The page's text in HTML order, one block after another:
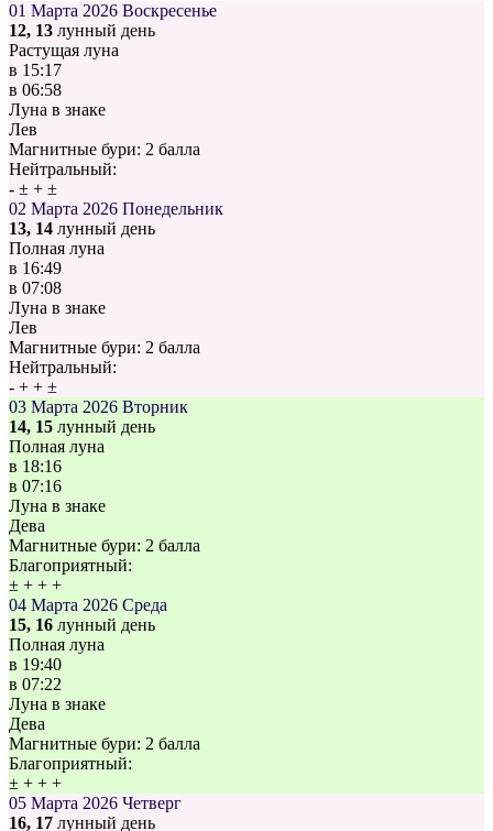
01 Марта 2026 Воскресенье
12, 13 лунный день
Растущая луна
в 15:17
в 06:58
Луна в знаке
Лев
Магнитные бури: 2 балла
Нейтральный:
- ± + ±
02 Марта 2026 Понедельник
13, 14 лунный день
Полная луна
в 16:49
в 07:08
Луна в знаке
Лев
Магнитные бури: 2 балла
Нейтральный:
- + + ±
03 Марта 2026 Вторник
14, 15 лунный день
Полная луна
в 18:16
в 07:16
Луна в знаке
Дева
Магнитные бури: 2 балла
Благоприятный:
± + + +
04 Марта 2026 Среда
15, 16 лунный день
Полная луна
в 19:40
в 07:22
Луна в знаке
Дева
Магнитные бури: 2 балла
Благоприятный:
± + + +
05 Марта 2026 Четверг
16, 17 лунный день